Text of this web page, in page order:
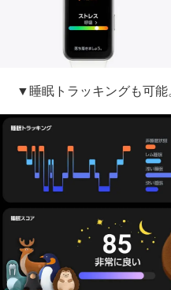
▼睡眠トラッキングも可能